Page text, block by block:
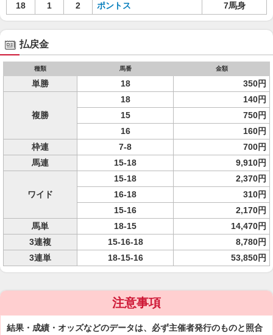
18
1 2 ポントス 7馬身
払戻金
種類 馬番 金額
単勝 18 350円
複勝
18
140円
15
750円
16
160円
枠連
7-8
700円
馬連
15-18 9,910円
ワイド
15-18
2,370円
16-18
310円
15-16
2,170円
馬単
18-15
14,470円
3連複
15-16-18
8,780円
3連単
18-15-16 53,850円
注意事項
結果・成績・オッズなどのデータは、必ず主催者発行のものと照合